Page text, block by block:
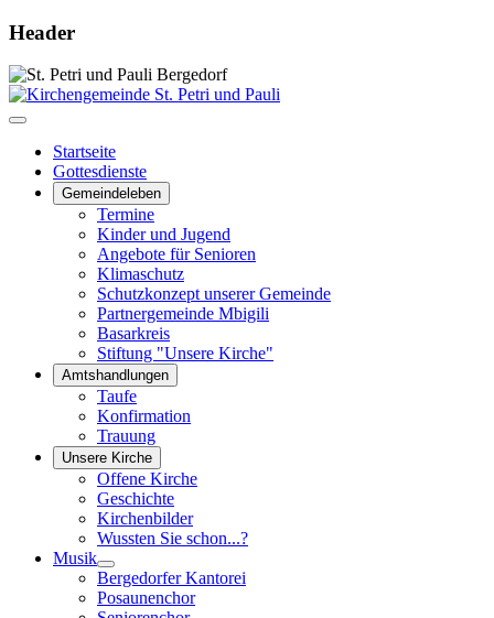
Header
Startseite
Gottesdienste
Gemeindeleben
Termine
Kinder und Jugend
Angebote für Senioren
Klimaschutz
Schutzkonzept unserer Gemeinde
Partnergemeinde Mbigili
Basarkreis
Stiftung "Unsere Kirche"
Amtshandlungen
Taufe
Konfirmation
Trauung
Unsere Kirche
Offene Kirche
Geschichte
Kirchenbilder
Wussten Sie schon...?
Musik
Bergedorfer Kantorei
Posaunenchor